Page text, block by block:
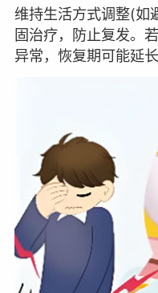
维持生活方式调整(如
固治疗，防止复发。
异常，恢复期可能延